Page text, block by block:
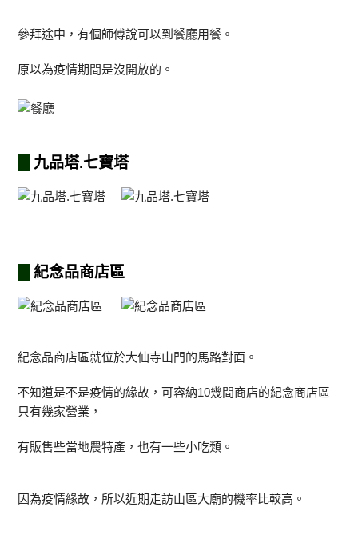
參拜途中，有個師傅說可以到餐廳用餐。
原以為疫情期間是沒開放的。
九品塔.七寶塔
紀念品商店區
紀念品商店區就位於大仙寺山門的馬路對面。
不知道是不是疫情的緣故，可容納10幾間商店的紀念商店區
只有幾家營業，
有販售些當地農特產，也有一些小吃類。
因為疫情緣故，所以近期走訪山區大廟的機率比較高。